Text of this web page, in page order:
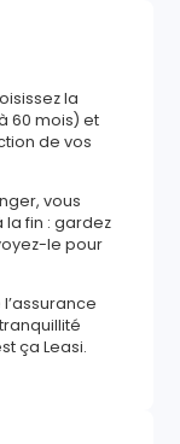
la
60 mois) et
de vos
vous
fin : gardez
le pour
ça Leasi.